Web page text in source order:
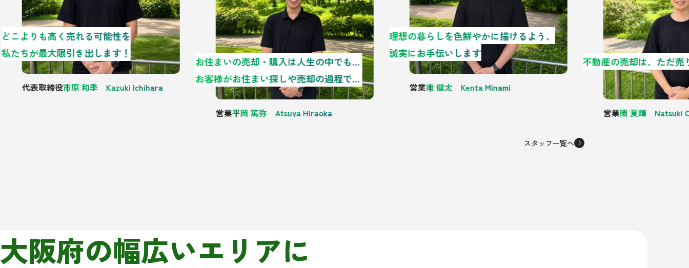
代表取締役市原 和季 Kazuki Ichihara
こよりも高く売れる可能性を
たちが最大限引き出します！
営業平岡 篤弥 Atsuya Hiraoka
お住まいの売却・購入は人生の中でもとても大きな出来事であり、誰もが失敗したくないという思いを持っていると思います。私たちは、お客様が「この決断をしてよかった」と言っていただけるように全力でサポートさせていただきます。
お客様がお住まい探しや売却の過程でお悩みを抱えられたときに、気兼ねなく相談できる相手となることが私たちの仕事になります。…
営業南 健太 Kenta Minami
理想の暮らしを色鮮やかに描けるよう、
誠実にお手伝いします
営業岡 夏輝 Natsuki
スタッフ一覧へ
大阪府の幅広いエリアに